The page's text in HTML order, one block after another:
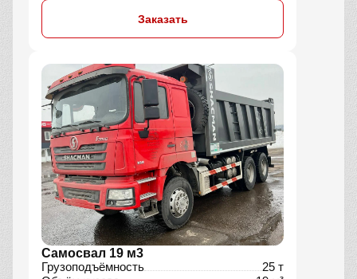
Заказать
Самосвал 19 м3
Грузоподъёмность
25 т